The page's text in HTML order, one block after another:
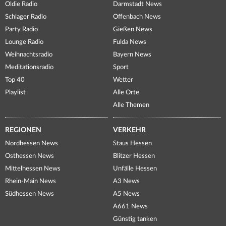
Oldie Radio
Schlager Radio
Party Radio
Lounge Radio
Weihnachtsradio
Meditationsradio
Top 40
Playlist
Darmstadt News
Offenbach News
Gießen News
Fulda News
Bayern News
Sport
Wetter
Alle Orte
Alle Themen
REGIONEN
Nordhessen News
Osthessen News
Mittelhessen News
Rhein-Main News
Südhessen News
VERKEHR
Staus Hessen
Blitzer Hessen
Unfälle Hessen
A3 News
A5 News
A661 News
Günstig tanken